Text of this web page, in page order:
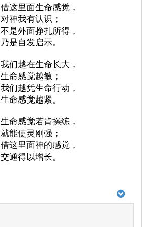
借这里面生命感觉，
对神我有认识；
不是外面挣扎所得，
乃是自发启示。
我们越在生命长大，
生命感觉越敏；
我们越凭生命行动，
生命感觉越紧。
生命感觉若肯操练，
就能使灵刚强；
借这里面神的感觉，
交通得以增长。